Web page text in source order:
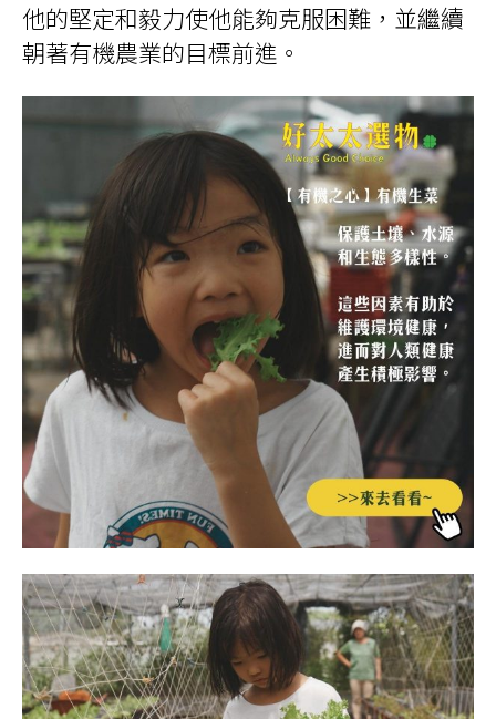
他的堅定和毅力使他能夠克服困難，並繼續
朝著有機農業的目標前進。